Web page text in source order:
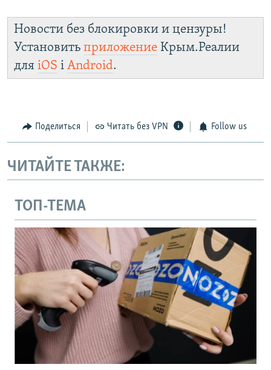
Новости без блокировки и цензуры!
Установить приложение Крым.Реалии
для iOS і Android.
Поделиться Читать без VPN Follow us
ЧИТАЙТЕ ТАКЖЕ:
ТОП-ТЕМА